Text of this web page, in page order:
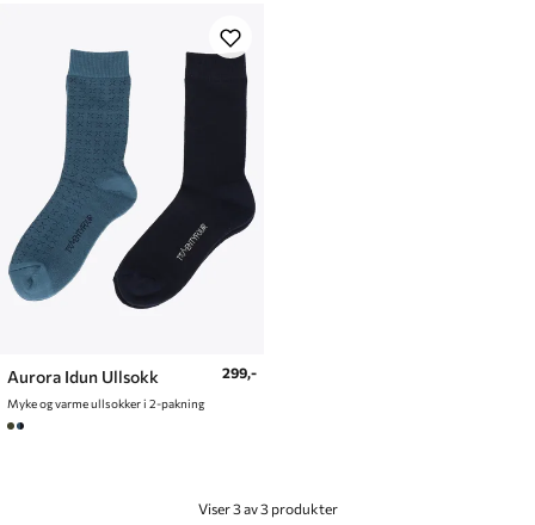
Aurora Idun Ullsokk
Myke og varme ullsokker i 2-pakning
299,-
Viser 3 av 3 produkter